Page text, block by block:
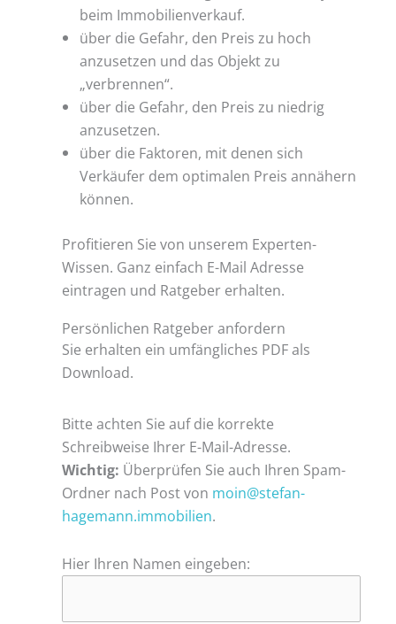
beim Immobilienverkauf.
über die Gefahr, den Preis zu hoch
anzusetzen und das Objekt zu
„verbrennen“.
über die Gefahr, den Preis zu niedrig
anzusetzen.
über die Faktoren, mit denen sich
Verkäufer dem optimalen Preis annähern
können.
Profitieren Sie von unserem Experten-
Wissen. Ganz einfach E-Mail Adresse
eintragen und Ratgeber erhalten.
Persönlichen Ratgeber anfordern
Sie erhalten ein umfängliches PDF als
Download.
Bitte achten Sie auf die korrekte
Schreibweise Ihrer E-Mail-Adresse.
Wichtig: Überprüfen Sie auch Ihren Spam-
Ordner nach Post von moin@stefan-
hagemann.immobilien.
Hier Ihren Namen eingeben: